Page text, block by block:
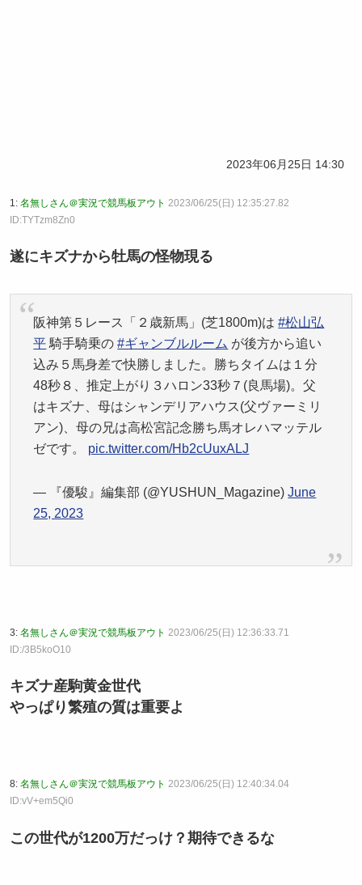
2023年06月25日 14:30
1: 名無しさん＠実況で競馬板アウト 2023/06/25(日) 12:35:27.82
ID:TYTzm8Zn0
遂にキズナから牡馬の怪物現る
阪神第５レース「２歳新馬」(芝1800m)は#松山弘
平 騎手騎乗の#ギャンブルルーム が後方から追い
込み５馬身差で快勝しました。勝ちタイムは１分
48秒８、推定上がり３ハロン33秒７(良馬場)。父
はキズナ、母はシャンデリアハウス(父ヴァーミリ
アン)、母の兄は高松宮記念勝ち馬オレハマッテル
ゼです。 pic.twitter.com/Hb2cUuxALJ
— 『優駿』編集部 (@YUSHUN_Magazine)June
25, 2023
3: 名無しさん＠実況で競馬板アウト 2023/06/25(日) 12:36:33.71
ID:/3B5koO10
キズナ産駒黄金世代
やっぱり繁殖の質は重要よ
8: 名無しさん＠実況で競馬板アウト 2023/06/25(日) 12:40:34.04
ID:vV+em5Qi0
この世代が1200万だっけ？期待できるな